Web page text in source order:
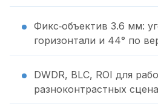
Фикс‑объектив 3.6 мм:
горизонтали и 44° по
DWDR, BLC, ROI для
разноконтрастных